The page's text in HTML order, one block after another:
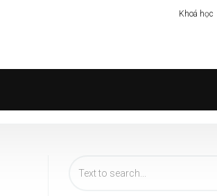
Khoá học